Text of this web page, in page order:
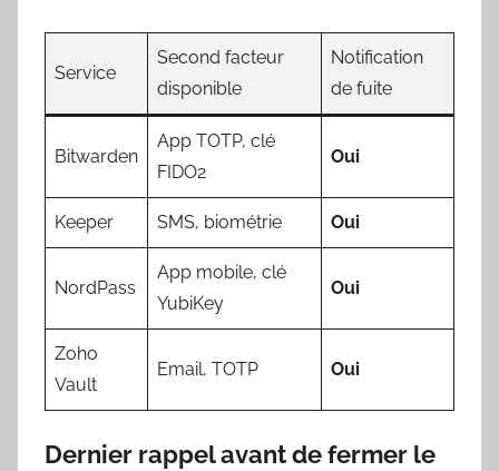
Service
Second facteur
disponible
Notification
de fuite
Bitwarden
App TOTP, clé
FIDO2
Oui
Keeper SMS, biométrie Oui
NordPass
App mobile, clé
YubiKey
Oui
Zoho
Vault
Email, TOTP Oui
Dernier rappel avant de fermer le